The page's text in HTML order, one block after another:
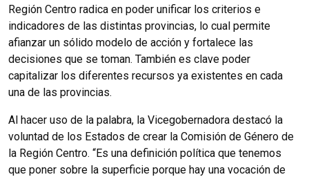
Región Centro radica en poder unificar los criterios e
indicadores de las distintas provincias, lo cual permite
afianzar un sólido modelo de acción y fortalece las
decisiones que se toman. También es clave poder
capitalizar los diferentes recursos ya existentes en cada
una de las provincias.
Al hacer uso de la palabra, la Vicegobernadora destacó la
voluntad de los Estados de crear la Comisión de Género de
la Región Centro. “Es una definición política que tenemos
que poner sobre la superficie porque hay una vocación de